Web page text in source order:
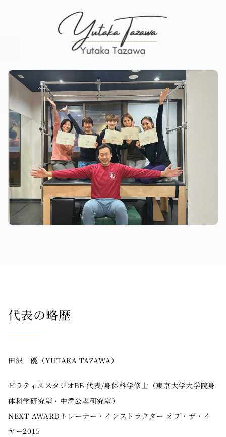
代表の略歴
田沢 優（YUTAKA TAZAWA）
ピラティススタジオBB 代表/身体科学修士（東京大学大学院身
体科学研究室・中澤公孝研究室）
NEXT AWARDトレーナー・インストラクター オブ・ザ・イ
ヤー2015